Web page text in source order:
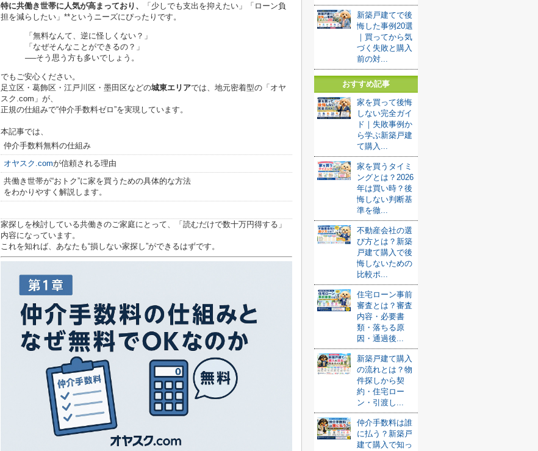
特に共働き世帯に人気が高まっており、
「少しでも支出を抑えたい」「ローン負
担を減らしたい」**というニーズにぴったりです。
「無料なんて、逆に怪しくない？」
「なぜそんなことができるの？」
──そう思う方も多いでしょう。
でもご安心ください。
足立区・葛飾区・江戸川区・墨田区などの城東エリアでは、地元密着型の「オヤ
スク.com」が、
正規の仕組みで“仲介手数料ゼロ”を実現しています。
本記事では、
仲介手数料無料の仕組み
オヤスク.comが信頼される理由
共働き世帯が“おトク”に家を買うための具体的な方法
をわかりやすく解説します。
家探しを検討している共働きのご家庭にとって、「読むだけで数十万円得する」
内容になっています。
これを知れば、あなたも“損しない家探し”ができるはずです。
新築戸建てで後
悔した事例20選
｜買ってから気
づく失敗と購入
前の対...
おすすめ記事
家を買って後悔
しない完全ガイ
ド｜失敗事例か
ら学ぶ新築戸建
て購入...
家を買うタイミ
ングとは？2026
年は買い時？後
悔しない判断基
準を徹...
不動産会社の選
び方とは？新築
戸建て購入で後
悔しないための
比較ポ...
住宅ローン事前
審査とは？審査
内容・必要書
類・落ちる原
因・通過後...
新築戸建て購入
の流れとは？物
件探しから契
約・住宅ロー
ン・引渡し...
仲介手数料は誰
に払う？新築戸
建て購入で知っ